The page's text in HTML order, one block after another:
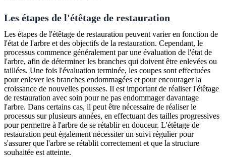
Les étapes de l'étêtage de restauration
Les étapes de l'étêtage de restauration peuvent varier en fonction de
l'état de l'arbre et des objectifs de la restauration. Cependant, le
processus commence généralement par une évaluation de l'état de
l'arbre, afin de déterminer les branches qui doivent être enlevées ou
taillées. Une fois l'évaluation terminée, les coupes sont effectuées
pour enlever les branches endommagées et pour encourager la
croissance de nouvelles pousses. Il est important de réaliser l'étêtage
de restauration avec soin pour ne pas endommager davantage
l'arbre. Dans certains cas, il peut être nécessaire de réaliser le
processus sur plusieurs années, en effectuant des tailles progressives
pour permettre à l'arbre de se rétablir en douceur. L'étêtage de
restauration peut également nécessiter un suivi régulier pour
s'assurer que l'arbre se rétablit correctement et que la structure
souhaitée est atteinte.